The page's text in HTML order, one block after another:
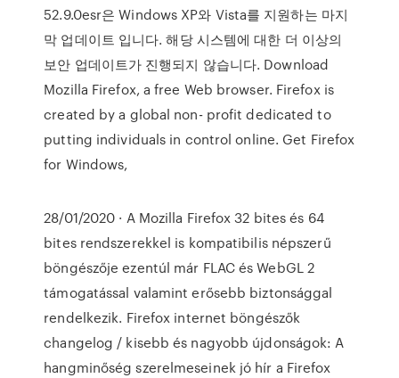
52.9.0esr은 Windows XP와 Vista를 지원하는 마지
막 업데이트 입니다. 해당 시스템에 대한 더 이상의
보안 업데이트가 진행되지 않습니다. Download
Mozilla Firefox, a free Web browser. Firefox is
created by a global non- profit dedicated to
putting individuals in control online. Get Firefox
for Windows,
28/01/2020 · A Mozilla Firefox 32 bites és 64
bites rendszerekkel is kompatibilis népszerű
böngészője ezentúl már FLAC és WebGL 2
támogatással valamint erősebb biztonsággal
rendelkezik. Firefox internet böngészők
changelog / kisebb és nagyobb újdonságok: A
hangminőség szerelmeseinek jó hír a Firefox